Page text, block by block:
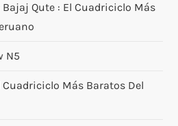
Bajaj Qute : El Cuadriciclo Más
N5
Cuadriciclo Más Baratos Del